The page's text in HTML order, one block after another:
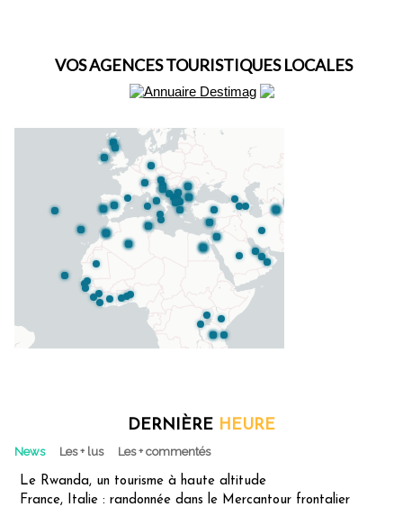
VOS AGENCES TOURISTIQUES LOCALES
DERNIÈRE HEURE
News Les + lus Les + commentés
Le Rwanda, un tourisme à haute altitude
France, Italie : randonnée dans le Mercantour frontalier